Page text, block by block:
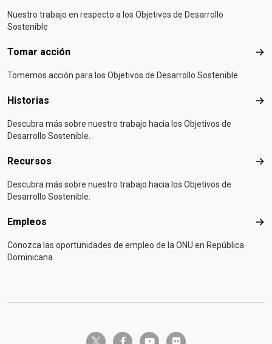
Nuestro trabajo en respecto a los Objetivos de Desarrollo
Sostenible
Tomar acción
Tomemos acción para los Objetivos de Desarrollo Sostenible
Historias
Descubra más sobre nuestro trabajo hacia los Objetivos de
Desarrollo Sostenible.
Recursos
Descubra más sobre nuestro trabajo hacia los Objetivos de
Desarrollo Sostenible.
Empleos
Conozca las oportunidades de empleo de la ONU en República
Dominicana.
twitter-x facebook-fyoutube flickr